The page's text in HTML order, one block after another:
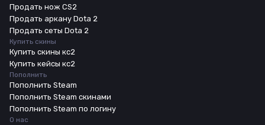
Продать нож CS2
Продать аркану Dota 2
Продать сеты Dota 2
Купить скины
Купить скины кс2
Купить кейсы кс2
Пополнить
Пополнить Steam
Пополнить Steam скинами
Пополнить Steam по логину
О нас